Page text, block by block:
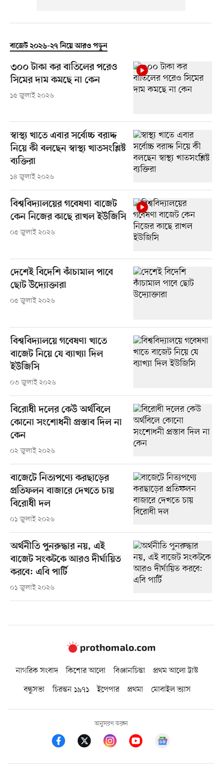
বাজেট ২০২৬-২৭ নিয়ে আরও পড়ুন
৩০০ টাকা কর বাতিলের পরেও
সিমের দাম কমছে না কেন
১৫ জুলাই ২০২৬
স্বাস্থ্য খাতে এবার সর্বোচ্চ বরাদ্দ
নিয়ে কী বলছেন স্বাস্থ্য খাতসংশ্লিষ্ট
ব্যক্তিরা
১৪ জুলাই ২০২৬
বিশ্ববিদ্যালয়ের গবেষণা বাজেট
কেন নিজের কাছে রাখল ইউজিসি
০৫ জুলাই ২০২৬
দেশেই বিদেশি কাঁচামাল পাবে
ছোট উদ্যোক্তারা
০৫ জুলাই ২০২৬
বিশ্ববিদ্যালয়ে গবেষণা খাতে
বাজেট নিয়ে যে ব্যাখ্যা দিল
ইউজিসি
০৩ জুলাই ২০২৬
বিরোধী দলের কেউ অর্থবিলে
কোনো সংশোধনী প্রস্তাব দিল না
কেন
০২ জুলাই ২০২৬
বাজেটে নিত্যপণ্যে করছাড়ের
প্রতিফলন বাজারে দেখতে চায়
বিরোধী দল
০১ জুলাই ২০২৬
অর্থনীতি পুনরুদ্ধার নয়, এই
বাজেট সংকটকে আরও দীর্ঘায়িত
করবে: এবি পার্টি
০১ জুলাই ২০২৬
নাগরিক সংবাদ কিশোর আলো বিজ্ঞানচিন্তা
প্রথম আলো ট্রাস্ট
বন্ধুসভা
চিরন্তন ১৯৭১ ইপেপার প্রথমা মোবাইল ভ্যাস
অনুসরণ করুন